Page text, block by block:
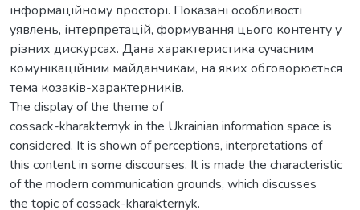
інформаційному просторі. Показані особливості
уявлень, інтерпретацій, формування цього контенту у
різних дискурсах. Дана характеристика сучасним
комунікаційним майданчикам, на яких обговорюється
тема козаків-характерників.
The display of the theme of
cossack-kharakternyk in the Ukrainian information space is
considered. It is shown of perceptions, interpretations of
this content in some discourses. It is made the characteristic
of the modern communication grounds, which discusses
the topic of cossack-kharakternyk.